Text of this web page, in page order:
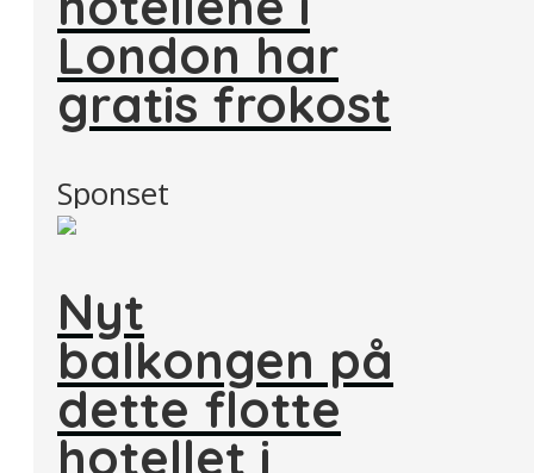
London har
gratis frokost
Sponset
Nyt
balkongen på
dette flotte
hotellet i